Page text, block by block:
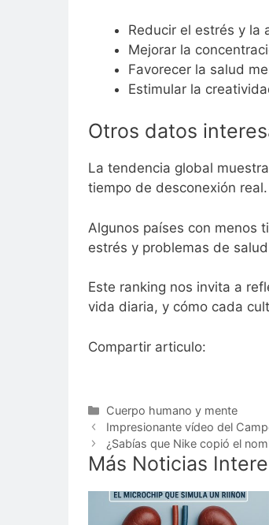
Reducir el estrés y la
Mejorar la
Favorecer la salud
Estimular la
Otros datos
La tendencia global
tiempo de desconexión real.
Algunos países con menos
estrés y problemas de
Este ranking nos invita a
vida diaria, y cómo cada
Compartir articulo:
Categorías
Cuerpo humano y mente
Impresionante vídeo del
¿Sabías que Nike copió el
Más Noticias